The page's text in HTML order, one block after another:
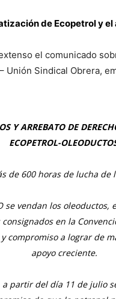
de Ecopetrol y
el comunicado
Unión Sindical Obrera,
Y ARREBATO DE
ECOPETROL-
de 600 horas de lucha
se vendan los oleoductos,
en la
compromiso a lograr de
apoyo creciente.
partir del día 11 de julio